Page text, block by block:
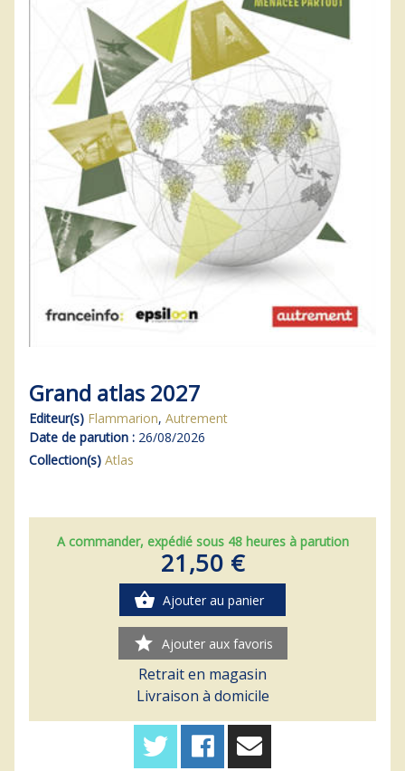
Grand atlas 2027
Editeur(s) Flammarion, Autrement
Date de parution : 26/08/2026
Collection(s) Atlas
A commander, expédié sous 48 heures à parution
21,50 €
shopping_basket Ajouter au panier
star Ajouter aux favoris
Retrait en magasin
Livraison à domicile